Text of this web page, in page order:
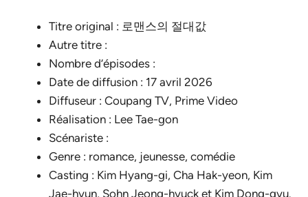
Titre original : 로맨스의 절대값
Autre titre :
Nombre d’épisodes :
Date de diffusion : 17 avril 2026
Diffuseur : Coupang TV, Prime Video
Réalisation : Lee Tae-gon
Scénariste :
Genre : romance, jeunesse, comédie
Casting : Kim Hyang-gi, Cha Hak-yeon, Kim
Jae-hyun, Sohn Jeong-hyuck et Kim Dong-gyu.